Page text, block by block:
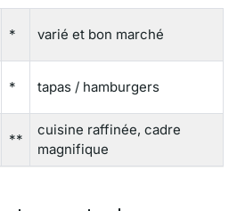
* varié et bon marché
* tapas / hamburgers
**
cuisine raffinée, cadre
magnifique